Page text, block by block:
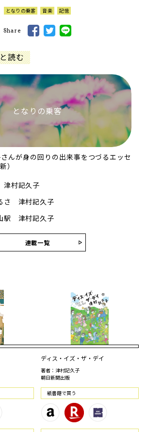
となりの乗客 音楽 記憶
Share
読む
となりの乗客
んが身の回りの出来事をつづるエッセ
）
村記久子
さ 津村記久子
駅 津村記久子
連載一覧
ディス・イズ・ザ・デイ
著者：津村記久子
朝日新聞出版
紙書籍で買う